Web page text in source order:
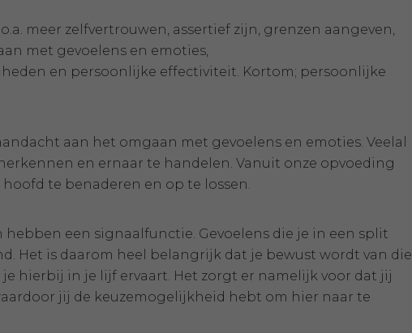
meer zelfvertrouwen, assertief zijn, grenzen aangeven,
met gevoelens en emoties,
en persoonlijke effectiviteit. Kortom; persoonlijke
aan het omgaan met gevoelens en emoties. Veelal
en ernaar te handelen. Vanuit onze opvoeding
te benaderen en op te lossen.
hebben een signaalfunctie. Gevoelens die je in een split
Het is daarom heel belangrijk dat je bewust wordt van die
hierbij in je lijf ervaart. Het zorgt er namelijk voor dat jij
jij de keuzemogelijkheid hebt om hier naar te